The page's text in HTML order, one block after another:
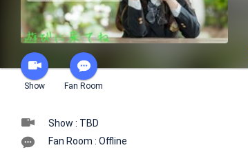
Show Fan Room
Show : TBD
Fan Room : Offline